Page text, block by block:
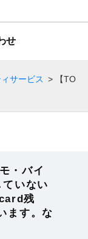
せ
サービス >
【TO
・バイ
いない
残
ます。な